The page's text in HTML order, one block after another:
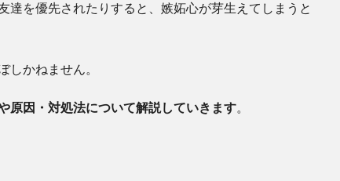
達を優先されたりすると、嫉妬心が芽生えてしまうと
しかねません。
原因・対処法について解説していきます。